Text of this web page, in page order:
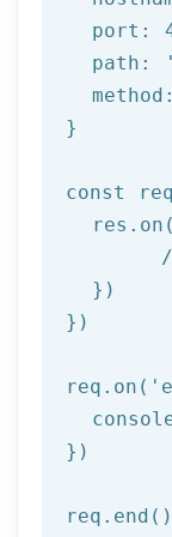
  port:
  path:
}
const
  res.on(
  })
})
req.on(
})